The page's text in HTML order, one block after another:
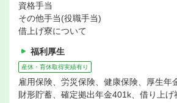
資格手当
その他手当(役職手当)
借上げ寮について
福利厚生
産休・育休取得実績有り
雇用保険、労災保険、健康保険、厚生年
財形貯蓄、確定拠出年金401k、借り上げ